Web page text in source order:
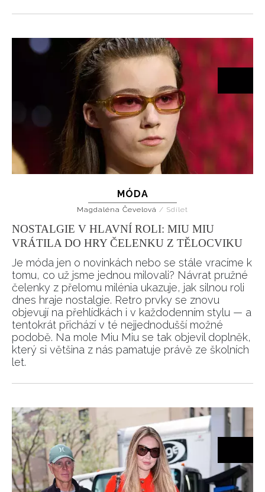
MÓDA
Magdaléna Čevelová / Sdílet
NOSTALGIE V HLAVNÍ ROLI: MIU MIU
VRÁTILA DO HRY ČELENKU Z TĚLOCVIKU
Je móda jen o novinkách nebo se stále vracíme k
tomu, co už jsme jednou milovali? Návrat pružné
čelenky z přelomu milénia ukazuje, jak silnou roli
dnes hraje nostalgie. Retro prvky se znovu
objevují na přehlídkách i v každodenním stylu — a
tentokrát přichází v té nejjednodušší možné
podobě. Na mole Miu Miu se tak objevil doplněk,
který si většina z nás pamatuje právě ze školních
let.